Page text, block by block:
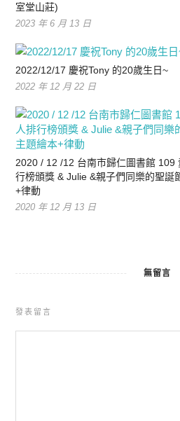
室堂山莊)
2023 年 6 月 13 日
2022/12/17 慶祝Tony 的20歲生日~
2022 年 12 月 22 日
2020 / 12 /12 台南市歸仁圖書館 109
行榜頒獎 & Julie &親子們同樂的聖誕
+律動
2020 年 12 月 13 日
無留言
發表留言